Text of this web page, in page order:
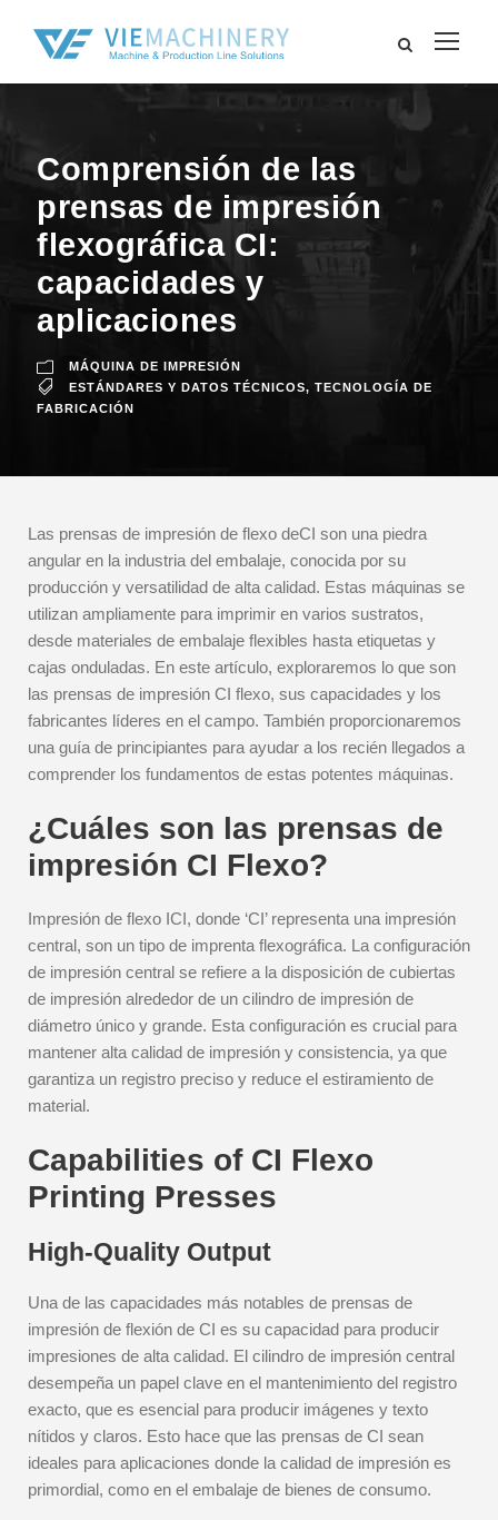
Comprensión de las
prensas de impresión
flexográfica CI:
capacidades y
aplicaciones
MÁQUINA DE IMPRESIÓN
ESTÁNDARES Y DATOS TÉCNICOS, TECNOLOGÍA DE
FABRICACIÓN
Las prensas de impresión de flexo deCI son una piedra
angular en la industria del embalaje, conocida por su
producción y versatilidad de alta calidad. Estas máquinas se
utilizan ampliamente para imprimir en varios sustratos,
desde materiales de embalaje flexibles hasta etiquetas y
cajas onduladas. En este artículo, exploraremos lo que son
las prensas de impresión CI flexo, sus capacidades y los
fabricantes líderes en el campo. También proporcionaremos
una guía de principiantes para ayudar a los recién llegados a
comprender los fundamentos de estas potentes máquinas.
¿Cuáles son las prensas de
impresión CI Flexo?
Impresión de flexo ICI, donde ‘CI’ representa una impresión
central, son un tipo de imprenta flexográfica. La configuración
de impresión central se refiere a la disposición de cubiertas
de impresión alrededor de un cilindro de impresión de
diámetro único y grande. Esta configuración es crucial para
mantener alta calidad de impresión y consistencia, ya que
garantiza un registro preciso y reduce el estiramiento de
material.
Capabilities of CI Flexo
Printing Presses
High-Quality Output
Una de las capacidades más notables de prensas de
impresión de flexión de CI es su capacidad para producir
impresiones de alta calidad. El cilindro de impresión central
desempeña un papel clave en el mantenimiento del registro
exacto, que es esencial para producir imágenes y texto
nítidos y claros. Esto hace que las prensas de CI sean
ideales para aplicaciones donde la calidad de impresión es
primordial, como en el embalaje de bienes de consumo.